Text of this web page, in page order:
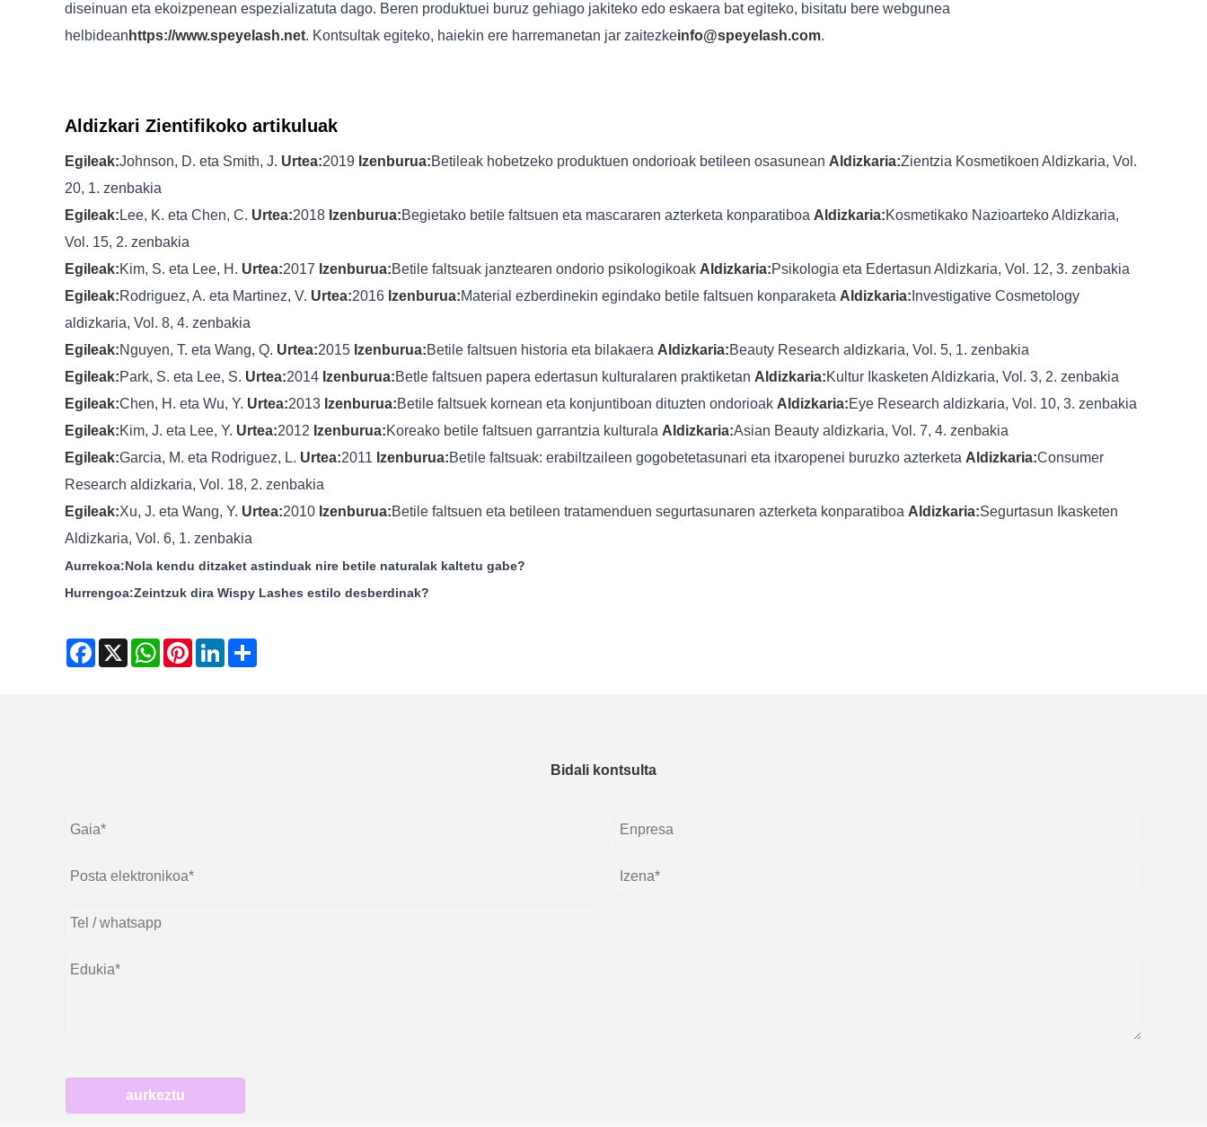
diseinuan eta ekoizpenean espezializatuta dago. Beren produktuei buruz gehiago jakiteko edo eskaera bat egiteko, bisitatu bere webgunea
helbidean https://www.speyelash.net. Kontsultak egiteko, haiekin ere harremanetan jar zaitezkeinfo@speyelash.com.
Aldizkari Zientifikoko artikuluak
Egileak:Johnson, D. eta Smith, J. Urtea:2019 Izenburua:Betileak hobetzeko produktuen ondorioak betileen osasunean Aldizkaria:Zientzia Kosmetikoen Aldizkaria, Vol.
20, 1. zenbakia
Egileak: Lee, K. eta Chen, C. Urtea:2018 Izenburua:Begietako betile faltsuen eta mascararen azterketa konparatiboa Aldizkaria:Kosmetikako Nazioarteko Aldizkaria,
Vol. 15, 2. zenbakia
Egileak:Kim, S. eta Lee, H. Urtea:2017 Izenburua:Betile faltsuak janztearen ondorio psikologikoak Aldizkaria:Psikologia eta Edertasun Aldizkaria, Vol. 12, 3. zenbakia
Egileak:Rodriguez, A. eta Martinez, V. Urtea:2016 Izenburua:Material ezberdinekin egindako betile faltsuen konparaketa Aldizkaria: Investigative Cosmetology
aldizkaria, Vol. 8, 4. zenbakia
Egileak:Nguyen, T. eta Wang, Q. Urtea:2015 Izenburua:Betile faltsuen historia eta bilakaera Aldizkaria:Beauty Research aldizkaria, Vol. 5, 1. zenbakia
Egileak:Park, S. eta Lee, S. Urtea:2014 Izenburua:Betle faltsuen papera edertasun kulturalaren praktiketan Aldizkaria:Kultur Ikasketen Aldizkaria, Vol. 3, 2. zenbakia
Egileak:Chen, H. eta Wu, Y. Urtea:2013 Izenburua:Betile faltsuek kornean eta konjuntiboan dituzten ondorioak Aldizkaria:Eye Research aldizkaria, Vol. 10, 3. zenbakia
Egileak:Kim, J. eta Lee, Y. Urtea:2012 Izenburua:Koreako betile faltsuen garrantzia kulturala Aldizkaria:Asian Beauty aldizkaria, Vol. 7, 4. zenbakia
Egileak:Garcia, M. eta Rodriguez, L. Urtea:2011 Izenburua:Betile faltsuak: erabiltzaileen gogobetetasunari eta itxaropenei buruzko azterketa Aldizkaria:Consumer
Research aldizkaria, Vol. 18, 2. zenbakia
Egileak:Xu, J. eta Wang, Y. Urtea:2010 Izenburua:Betile faltsuen eta betileen tratamenduen segurtasunaren azterketa konparatiboa Aldizkaria:Segurtasun Ikasketen
Aldizkaria, Vol. 6, 1. zenbakia
Aurrekoa:Nola kendu ditzaket astinduak nire betile naturalak kaltetu gabe?
Hurrengoa:Zeintzuk dira Wispy Lashes estilo desberdinak?
Facebook
X WhatsAppPinterestLinkedIn
Bidali kontsulta
aurkeztu